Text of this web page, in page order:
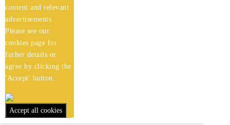
content and relevant
advertisements.
Please see our
cookies page for
furher details or
agree by clicking the
'Accept' button.
Accept all cookies